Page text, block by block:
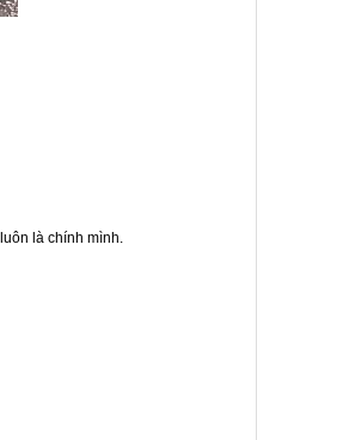
là chính mình.